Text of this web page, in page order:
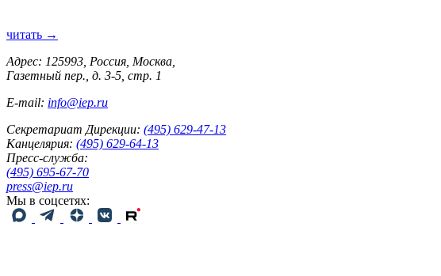
читать →
Адрес: 125993, Россия, Москва,
Газетный пер., д. 3-5, стр. 1
E-mail: info@iep.ru
Секретариат Дирекции: (495) 629-47-13
Канцелярия: (495) 629-64-13
Пресс-служба:
(495) 695-67-70
press@iep.ru
Мы в соцсетях: